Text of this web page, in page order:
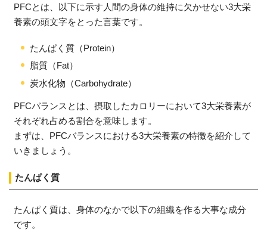
PFCとは、以下に示す人間の身体の維持に欠かせない3大栄
養素の頭文字をとった言葉です。
たんぱく質（Protein）
脂質（Fat）
炭水化物（Carbohydrate）
PFCバランスとは、摂取したカロリーにおいて3大栄養素が
それぞれ占める割合を意味します。
まずは、PFCバランスにおける3大栄養素の特徴を紹介して
いきましょう。
たんぱく質
たんぱく質は、身体のなかで以下の組織を作る大事な成分
です。